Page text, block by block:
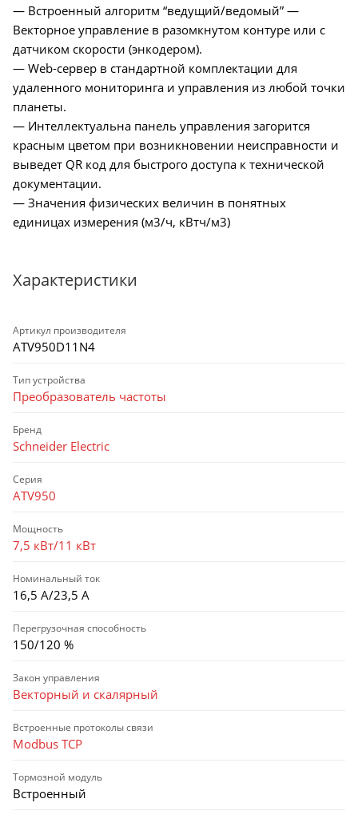
— Встроенный алгоритм “ведущий/ведомый” —
Векторное управление в разомкнутом контуре или с
датчиком скорости (энкодером).
— Web-сервер в стандартной комплектации для
удаленного мониторинга и управления из любой точки
планеты.
— Интеллектуальна панель управления загорится
красным цветом при возникновении неисправности и
выведет QR код для быстрого доступа к технической
документации.
— Значения физических величин в понятных
единицах измерения (м3/ч, кВтч/м3)
Характеристики
Артикул производителя
ATV950D11N4
Тип устройства
Преобразователь частоты
Бренд
Schneider Electric
Серия
ATV950
Мощность
7,5 кВт/11 кВт
Номинальный ток
16,5 А/23,5 А
Перегрузочная способность
150/120 %
Закон управления
Векторный и скалярный
Встроенные протоколы связи
Modbus TCP
Тормозной модуль
Встроенный